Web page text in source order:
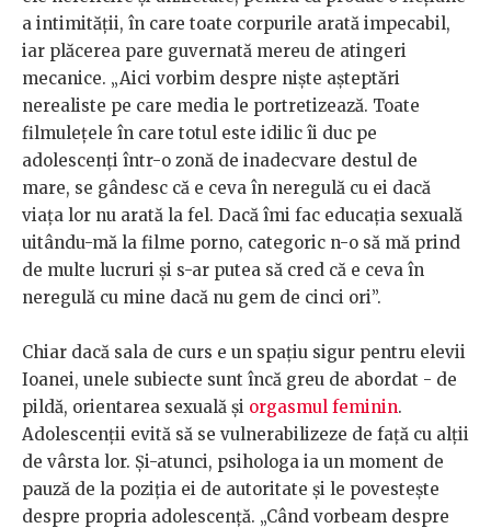
a intimității, în care toate corpurile arată impecabil,
iar plăcerea pare guvernată mereu de atingeri
mecanice. „Aici vorbim despre niște așteptări
nerealiste pe care media le portretizează. Toate
filmulețele în care totul este idilic îi duc pe
adolescenți într-o zonă de inadecvare destul de
mare, se gândesc că e ceva în neregulă cu ei dacă
viața lor nu arată la fel. Dacă îmi fac educația sexuală
uitându-mă la filme porno, categoric n-o să mă prind
de multe lucruri și s-ar putea să cred că e ceva în
neregulă cu mine dacă nu gem de cinci ori”.
Chiar dacă sala de curs e un spațiu sigur pentru elevii
Ioanei, unele subiecte sunt încă greu de abordat - de
pildă, orientarea sexuală și orgasmul feminin.
Adolescenții evită să se vulnerabilizeze de față cu alții
de vârsta lor. Și-atunci, psihologa ia un moment de
pauză de la poziția ei de autoritate și le povestește
despre propria adolescență. „Când vorbeam despre